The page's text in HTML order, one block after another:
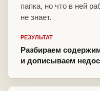
папка, но что в ней
не знает.
РЕЗУЛЬТАТ
Разбираем
и дописываем